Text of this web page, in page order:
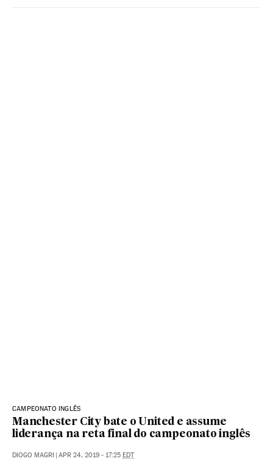
CAMPEONATO INGLÊS
Manchester City bate o United e assume
liderança na reta final do campeonato inglês
DIOGO MAGRI APR 24, 2019 - 17:25 EDT